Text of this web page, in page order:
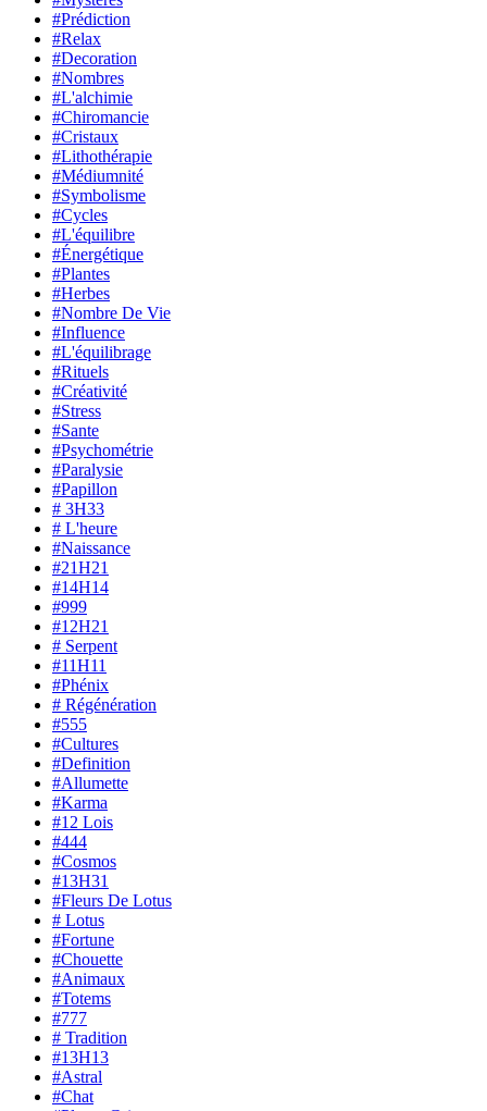
#Prédiction
#Relax
#Decoration
#Nombres
#L'alchimie
#Chiromancie
#Cristaux
#Lithothérapie
#Médiumnité
#Symbolisme
#Cycles
#L'équilibre
#Énergétique
#Plantes
#Herbes
#Nombre De Vie
#Influence
#L'équilibrage
#Rituels
#Créativité
#Stress
#Sante
#Psychométrie
#Paralysie
#Papillon
# 3H33
# L'heure
#Naissance
#21H21
#14H14
#999
#12H21
# Serpent
#11H11
#Phénix
# Régénération
#555
#Cultures
#Definition
#Allumette
#Karma
#12 Lois
#444
#Cosmos
#13H31
#Fleurs De Lotus
# Lotus
#Fortune
#Chouette
#Animaux
#Totems
#777
# Tradition
#13H13
#Astral
#Chat